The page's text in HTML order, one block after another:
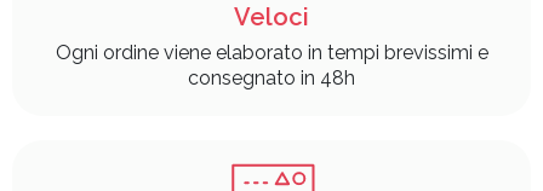
Veloci
Ogni ordine viene elaborato in tempi brevissimi e
consegnato in 48h